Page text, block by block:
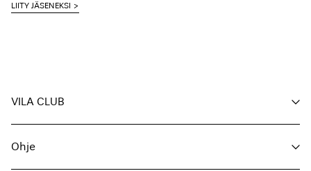
LIITY JÄSENEKSI
VILA CLUB
Liity jäseneksi
Oma tili
Ohje